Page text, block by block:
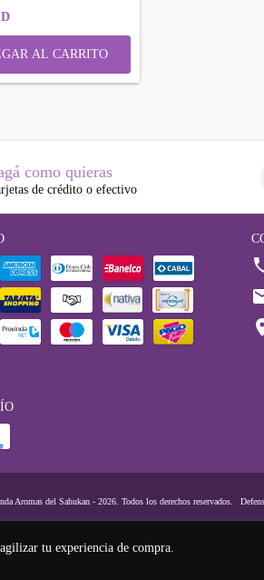
tu experiencia de compra.
como quieras
de crédito o efectivo
Aromas del Sahukan - 2026. Todos los derechos reservados.